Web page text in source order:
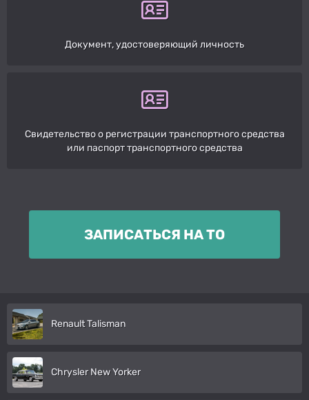
Документ, удостоверяющий личность
Свидетельство о регистрации транспортного средства
или паспорт транспортного средства
ЗАПИСАТЬСЯ НА ТО
Renault Talisman
Chrysler New Yorker